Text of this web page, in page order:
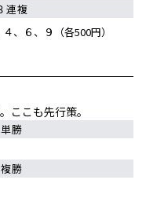
連複
、６、９（各500円）
ここも先行策。
単勝
複勝